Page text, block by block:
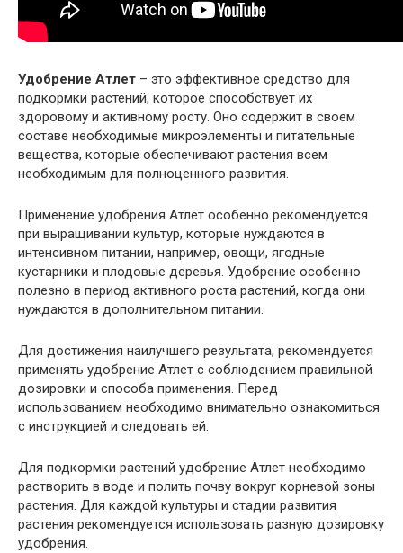
Удобрение Атлет – это эффективное средство для
подкормки растений, которое способствует их
здоровому и активному росту. Оно содержит в своем
составе необходимые микроэлементы и питательные
вещества, которые обеспечивают растения всем
необходимым для полноценного развития.
Применение удобрения Атлет особенно рекомендуется
при выращивании культур, которые нуждаются в
интенсивном питании, например, овощи, ягодные
кустарники и плодовые деревья. Удобрение особенно
полезно в период активного роста растений, когда они
нуждаются в дополнительном питании.
Для достижения наилучшего результата, рекомендуется
применять удобрение Атлет с соблюдением правильной
дозировки и способа применения. Перед
использованием необходимо внимательно ознакомиться
с инструкцией и следовать ей.
Для подкормки растений удобрение Атлет необходимо
растворить в воде и полить почву вокруг корневой зоны
растения. Для каждой культуры и стадии развития
растения рекомендуется использовать разную дозировку
удобрения.